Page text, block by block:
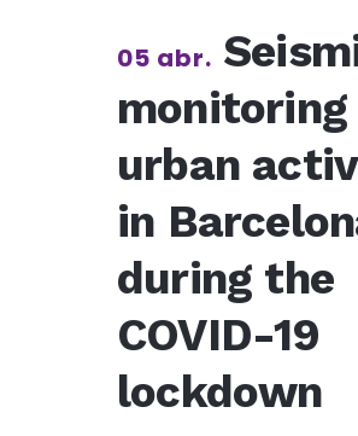
05 abr.
urban
in
during the
COVID-19
lockdown